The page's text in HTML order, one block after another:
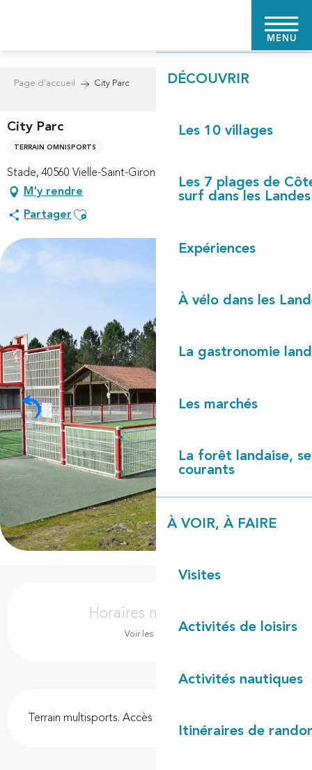
MENU
PAGE D'ACCUEIL
DÉCOUVRIR
Les 10 villages
Les 7 plages de
surf dans les Landes
Expériences
À vélo dans les
La gastronomie
Les marchés
La forêt landaise,
courants
À VOIR, À FAIRE
Visites
Activités de loisirs
Activités nautiques
Itinéraires de
Page d’accueil City Parc
City Parc
TERRAIN OMNISPORTS
Stade, 40560 Vielle-Saint-Girons
M'y rendre
Partager Ajouter aux favoris
Horaires non définis
Voir les horaires
Terrain multisports. Accès libre